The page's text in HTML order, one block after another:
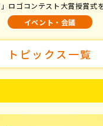
」ロゴコンテスト大賞授賞式
イベント・会議
トピックス一覧